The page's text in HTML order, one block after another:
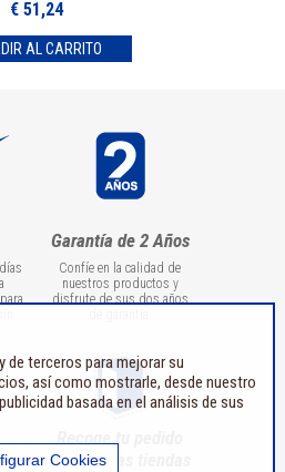
€ 51,24
Garantía de 2 Años
Confíe en la calidad de
nuestros productos y
disfrute de sus dos años
Recoge tu pedido
en nuestras tiendas
terceros para mejorar su
así como mostrarle, desde nuestro
basada en el análisis de sus
Cookies